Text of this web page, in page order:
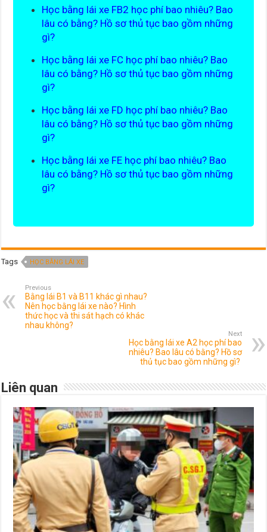
Học bằng lái xe FB2 học phí bao nhiêu? Bao
lâu có bằng? Hồ sơ thủ tục bao gồm những
gì?
Học bằng lái xe FC học phí bao nhiêu? Bao
lâu có bằng? Hồ sơ thủ tục bao gồm những
gì?
Học bằng lái xe FD học phí bao nhiêu? Bao
lâu có bằng? Hồ sơ thủ tục bao gồm những
gì?
Học bằng lái xe FE học phí bao nhiêu? Bao
lâu có bằng? Hồ sơ thủ tục bao gồm những
gì?
Tags HỌC BẰNG LÁI XE
Previous
Bằng lái B1 và B11 khác gì nhau?
Nên học bằng lái xe nào? Hình
thức học và thi sát hạch có khác
nhau không?
Next
Học bằng lái xe A2 học phí bao
nhiêu? Bao lâu có bằng? Hồ sơ
thủ tục bao gồm những gì?
Liên quan